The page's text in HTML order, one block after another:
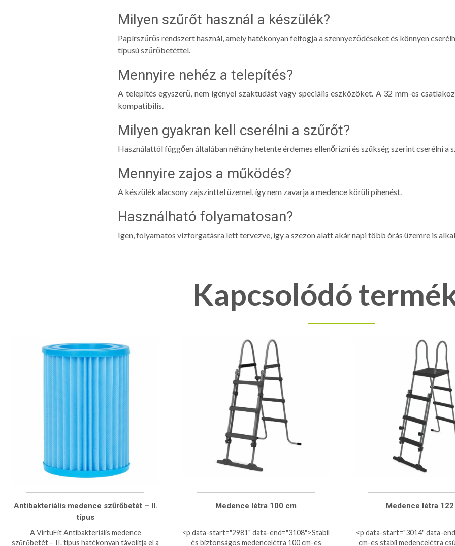
Milyen szűrőt használ a készülék?
Papírszűrős rendszert használ, amely hatékonyan felfogja a szennyeződéseket és könnyen
típusú szűrőbetéttel.
Mennyire nehéz a telepítés?
A telepítés egyszerű, nem igényel szaktudást vagy speciális eszközöket. A 32 mm-es
kompatibilis.
Milyen gyakran kell cserélni a szűrőt?
Használattól függően általában néhány hetente érdemes ellenőrizni és szükség szerint cserélni a
Mennyire zajos a működés?
A készülék alacsony zajszinttel üzemel, így nem zavarja a medence körüli pihenést.
Használható folyamatosan?
Igen, folyamatos vízforgatásra lett tervezve, így a szezon alatt akár napi több órás üzemre is
Kapcsolódó
Antibakteriális medence szűrőbetét – II.
típus
A VirtuFit Antibakteriális medence
szűrőbetét – II. típus hatékonyan távolítja el a
Medence létra 100 cm
<p data-start="2981" data-end="3108">Stabil
és biztonságos medencelétra 100 cm-es
Medence létra
<p data-start="3014" data-
cm-es stabil medencelétra